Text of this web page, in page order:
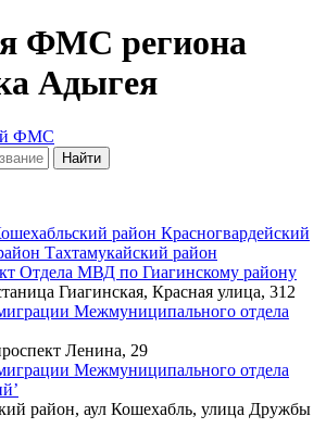
ФМС региона
Адыгея
ФМС
Найти
район Красногвардейский
Тахтамукайский район
Отдела МВД по Гиагинскому району
Гиагинская, Красная улица, 312
Межмуниципального отдела
Ленина, 29
Межмуниципального отдела
район, аул Кошехабль, улица Дружбы